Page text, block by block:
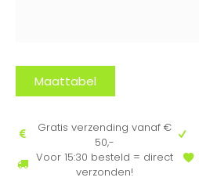
Maattabel
Gratis verzending vanaf €
50,-
Voor 15:30 besteld = direct
verzonden!